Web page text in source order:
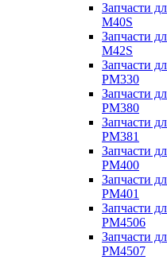
Запчасти
M40S
Запчасти
M42S
Запчасти
PM330
Запчасти
PM380
Запчасти
PM381
Запчасти
PM400
Запчасти
PM401
Запчасти
PM4506
Запчасти
PM4507